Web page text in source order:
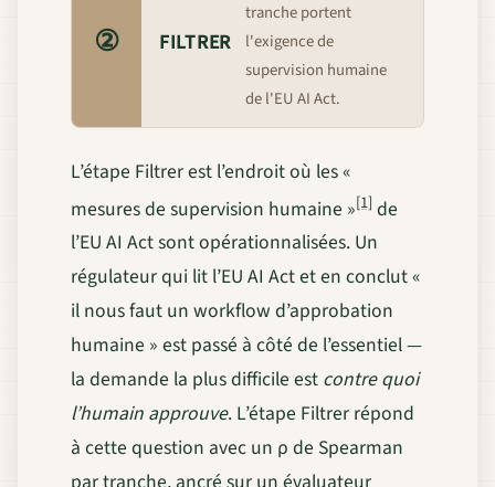
② FILTRER
tranche portent
l'exigence de
supervision humaine
de l'EU AI Act.
L’étape Filtrer est l’endroit où les «
mesures de supervision humaine »[1] de
l’EU AI Act sont opérationnalisées. Un
régulateur qui lit l’EU AI Act et en conclut «
il nous faut un workflow d’approbation
humaine » est passé à côté de l’essentiel —
la demande la plus difficile est contre quoi
l’humain approuve. L’étape Filtrer répond
à cette question avec un ρ de Spearman